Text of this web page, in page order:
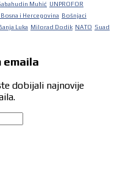
Muhić UNPROFOR
i Hercegovina Bošnjaci
Luka Milorad Dodik NATO Suad
emaila
dobijali najnovije